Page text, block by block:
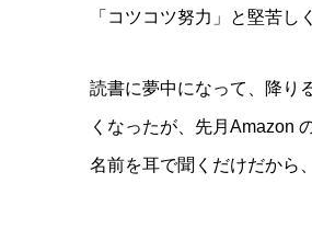
「コツコツ努力」と堅苦
読書に夢中になって、降り
くなったが、先月Amazon
名前を耳で聞くだけだから